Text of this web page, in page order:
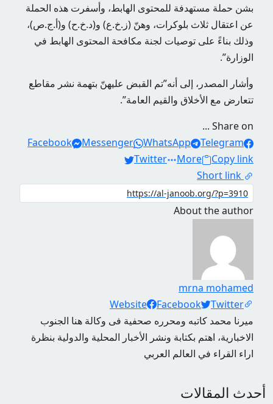
بشن حملة مستهدفة للمحتوى الهابط، وأسفرت هذه الحملة
عن اعتقال ثلاث بلوكرات، وهنّ (ز.خ.ع) و(د.خ.ح) و(أ.ج.ص)،
وذلك بناءً على توصيات لجنة مكافحة المحتوى الهابط في
الوزارة”.
وأشار المصدر، إلى أنه”تم القبض عليهنّ بتهمة نشر مقاطع
تتعارض مع الأخلاق والقيم العامة”.
Share on ...
Facebook
Messenger WhatsApp
Telegram
Twitter
More
Copy link
Short link
About the author
mrna mohamed
Social Links
Website Facebook
Twitter
ميرنا محمد كاتبه ومحرره صحفية فى وكالة هنا الجنوب
الاخبارية، اهتم بكتابة ونشر الأخبار المحلية والدولية بنظرة
اراء القراء في العالم العربي
أحدث المقالات